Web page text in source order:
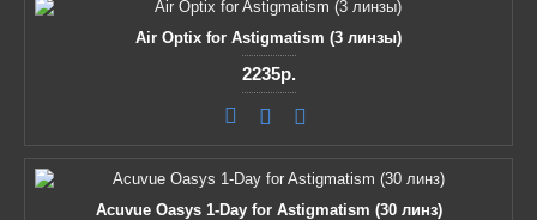
Air Optix for Astigmatism (3 линзы)
2235р.
Acuvue Oasys 1-Day for Astigmatism (30 линз)